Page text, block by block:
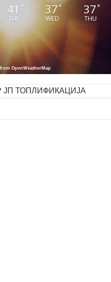
41 °
TUE
37°
WED
37°
THU
OpenWeatherMap
ТОПЛИФИКАЦИЈА